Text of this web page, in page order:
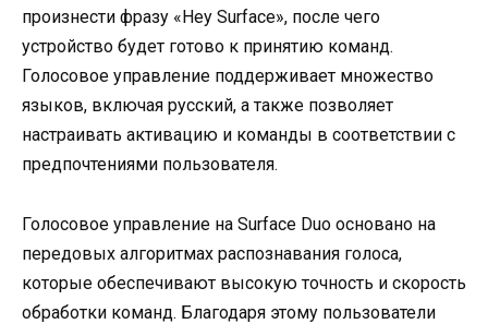
произнести фразу «Hey Surface», после чего
устройство будет готово к принятию команд.
Голосовое управление поддерживает множество
языков, включая русский, а также позволяет
настраивать активацию и команды в соответствии с
предпочтениями пользователя.
Голосовое управление на Surface Duo основано на
передовых алгоритмах распознавания голоса,
которые обеспечивают высокую точность и скорость
обработки команд. Благодаря этому пользователи